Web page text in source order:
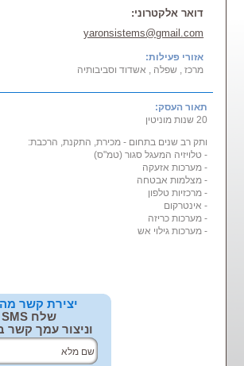
דואר אלקטרוני:
yaronsistems@gmail.com
אזורי פעילות:
מרכז , שפלה , אשדוד וסביבותיה
תאור העסק:
20 שנות מוניטין
ותק רב שנים בתחום - מכירת, התקנת, הרכבת:
- טלויזיה המעגל סגור (טמ"ס)
- מערכות אזעקה
- מצלמות אבטחה
- מרכזיות טלפון
- אינטרקום
- מערכות כריזה
- מערכות גילוי אש
יצירת קשר
שלח SMS
וניצור עמך קשר